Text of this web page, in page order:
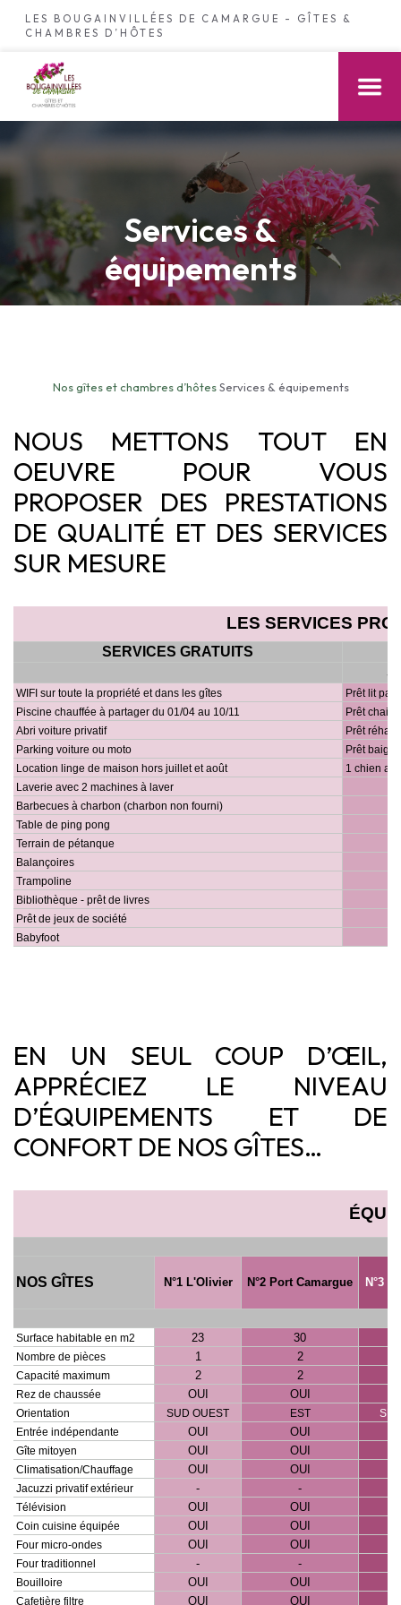
LES BOUGAINVILLÉES DE CAMARGUE - GÎTES &
CHAMBRES D’HÔTES
Services &
équipements
Nos gîtes et chambres d’hôtes Services & équipements
NOUS METTONS TOUT EN
OEUVRE POUR VOUS
PROPOSER DES PRESTATIONS
DE QUALITÉ ET DES SERVICES
SUR MESURE
EN UN SEUL COUP D’ŒIL,
APPRÉCIEZ LE NIVEAU
D’ÉQUIPEMENTS ET DE
CONFORT DE NOS GÎTES…